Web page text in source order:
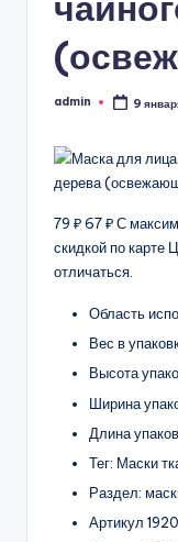
Запись
admin 9
79 ₽ 67 ₽ С
скидкой по карте
отличаться.
Область
Вес в
Высота
Ширина
Длина
Тег: Маски
Раздел:
Артикул